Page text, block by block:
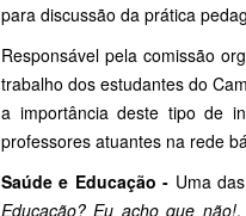
para discussão da prática
Responsável pela comissão
trabalho dos estudantes do
a importância deste tipo de
professores atuantes na rede
Saúde e Educação - Uma
Educação? Eu acho que não!,